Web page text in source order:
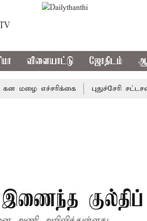
விளையாட்டு ஜோதிடம்
எச்சரிக்கை புதுச்சேரி